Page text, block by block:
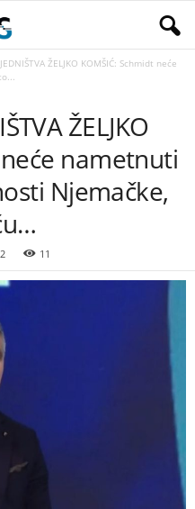
ŽELJKO KOMŠIĆ: Schmidt neće
ŽELJKO
nametnuti
Njemačke,
11